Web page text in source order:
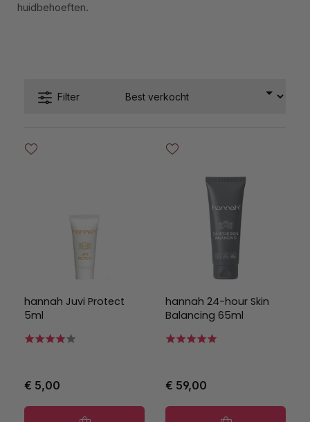
huidbehoeften.
Filter
hannah Juvi Protect
5ml
€ 5,00
hannah 24-hour Skin
Balancing 65ml
€ 59,00